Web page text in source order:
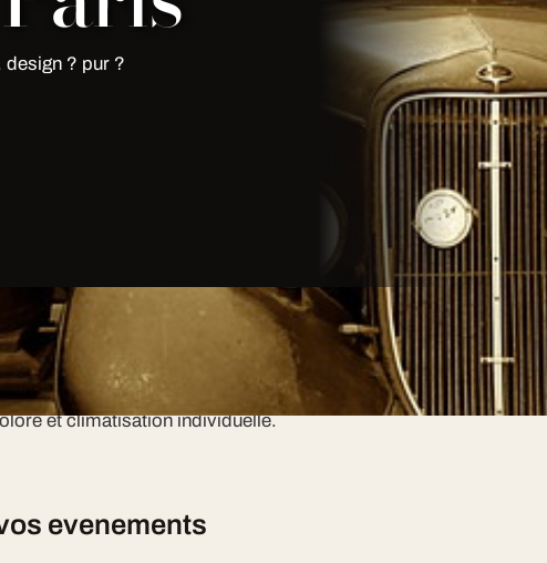
design ? pur ?
Paris?
est equipe de bar a champagne,
et climatisation individuelle.
evenements